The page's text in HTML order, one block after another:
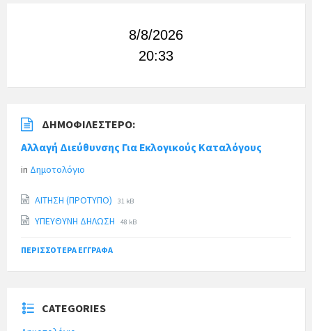
8/8/2026
20:33
ΔΗΜΟΦΙΛΈΣΤΕΡΟ:
Αλλαγή Διεύθυνσης Για Εκλογικούς Καταλόγους
in Δημοτολόγιο
ΑΙΤΗΣΗ (ΠΡΟΤΥΠΟ) 31 kB
ΥΠΕΥΘΥΝΗ ΔΗΛΩΣΗ 48 kB
ΠΕΡΙΣΣΌΤΕΡΑ ΈΓΓΡΑΦΑ
CATEGORIES